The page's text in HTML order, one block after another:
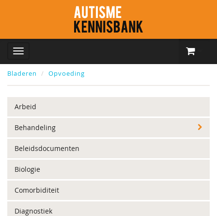
Bladeren Opvoeding
Arbeid
Behandeling
Beleidsdocumenten
Biologie
Comorbiditeit
Diagnostiek